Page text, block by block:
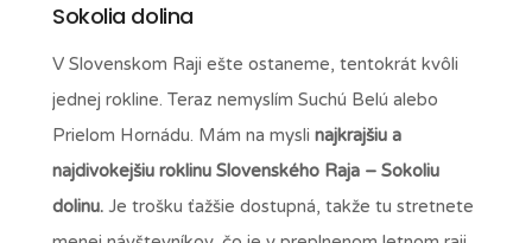
Sokolia dolina
V Slovenskom Raji ešte ostaneme, tentokrát kvôli
jednej rokline. Teraz nemyslím Suchú Belú alebo
Prielom Hornádu. Mám na mysli najkrajšiu a
najdivokejšiu roklinu Slovenského Raja – Sokoliu
dolinu. Je trošku ťažšie dostupná, takže tu stretnete